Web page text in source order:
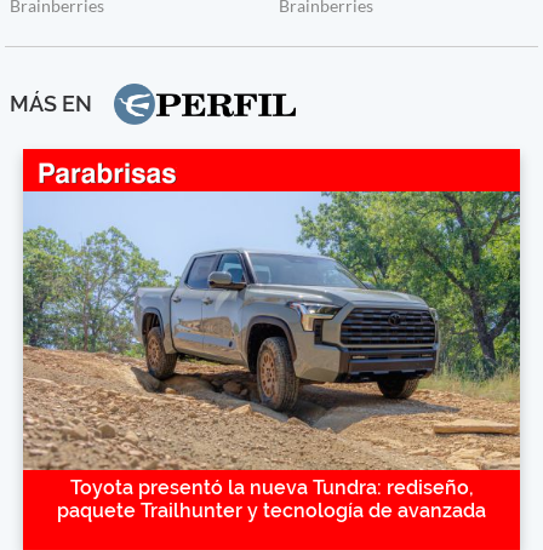
MÁS EN
Toyota presentó la nueva Tundra: rediseño,
paquete Trailhunter y tecnología de avanzada